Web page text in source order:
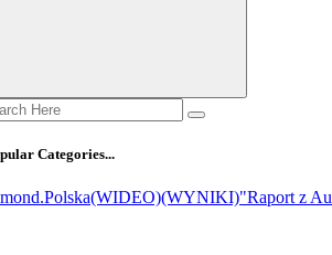
Categories...
.Polska(WIDEO)(WYNIKI)"Raport z